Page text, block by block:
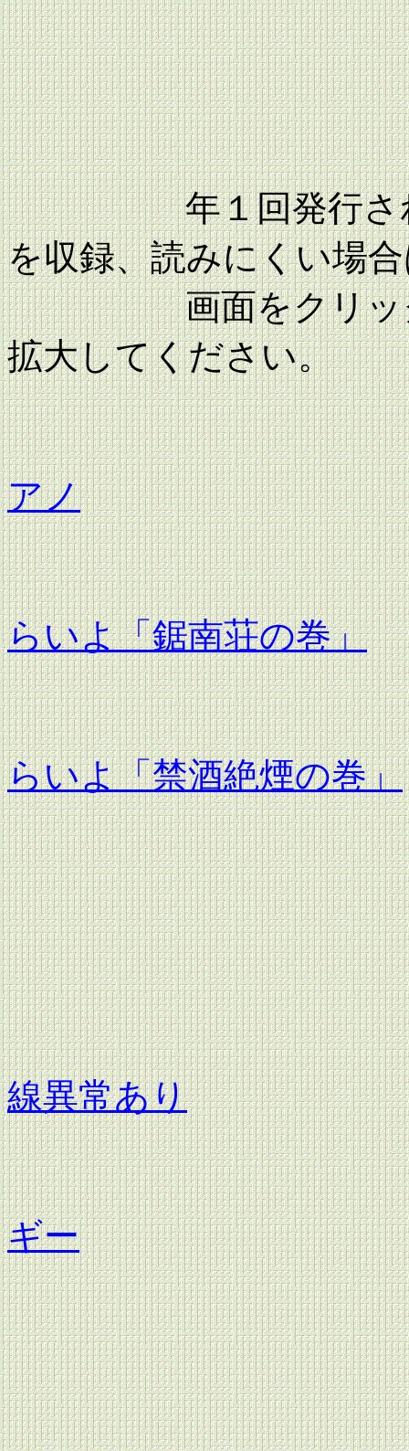
年１回発行された
を収録、読みにくい場
画面をクリックす
拡大してください。
昭和
アノ
昭和
らいよ「鋸南荘の巻」
昭和
らいよ「禁酒絶煙の巻」
昭和
昭和
昭和
線異常あり
昭和
ギー
昭和
昭和